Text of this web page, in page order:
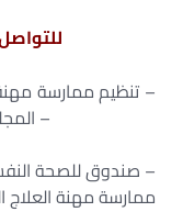
للتواصل :
– تنظيم ممارسة مهنة
– المجلس
– صندوق
ممارسة مهنة العلاج